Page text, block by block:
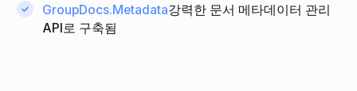
GroupDocs.Metadata강력한 문서 메타데이터 관리
API로 구축됨